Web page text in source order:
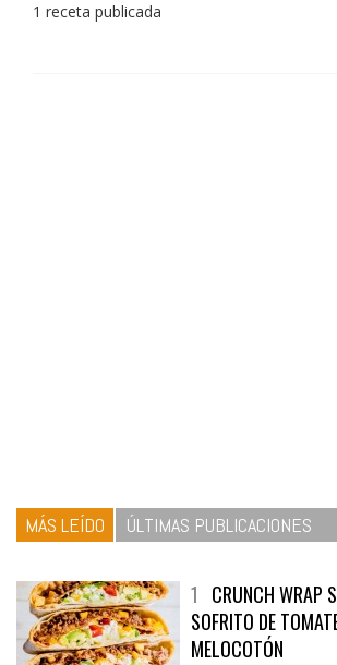
1 receta publicada
MÁS LEÍDO ÚLTIMAS PUBLICACIONES
1 CRUNCH WRAP
SOFRITO DE
MELOCOTÓN